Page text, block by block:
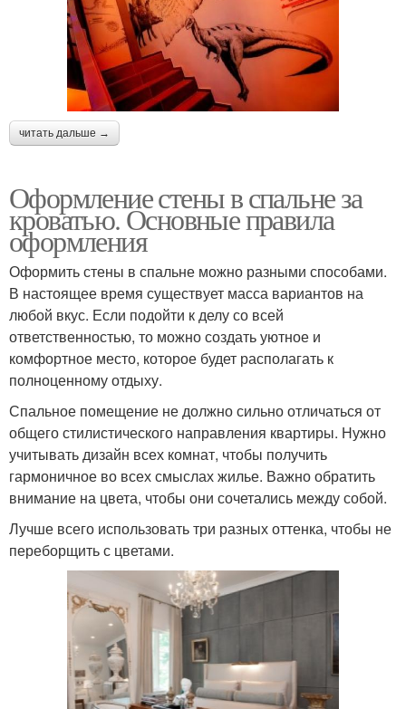
читать дальше →
Оформление стены в спальне за
кроватью. Основные правила
оформления
Оформить стены в спальне можно разными способами.
В настоящее время существует масса вариантов на
любой вкус. Если подойти к делу со всей
ответственностью, то можно создать уютное и
комфортное место, которое будет располагать к
полноценному отдыху.
Спальное помещение не должно сильно отличаться от
общего стилистического направления квартиры. Нужно
учитывать дизайн всех комнат, чтобы получить
гармоничное во всех смыслах жилье. Важно обратить
внимание на цвета, чтобы они сочетались между собой.
Лучше всего использовать три разных оттенка, чтобы не
переборщить с цветами.